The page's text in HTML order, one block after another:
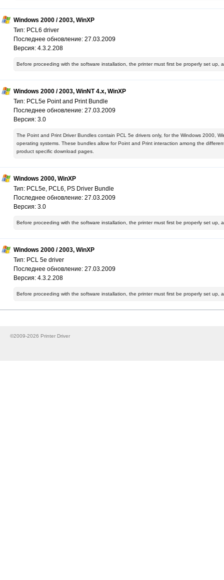
Windows 2000 / 2003, WinXP
Тип: PCL6 driver
Последнее обновление: 27.03.2009
Версия: 4.3.2.208
Before proceeding with the software installation, the printer must first be properly set up,
Windows 2000 / 2003, WinNT 4.x, WinXP
Тип: PCL5e Point and Print Bundle
Последнее обновление: 27.03.2009
Версия: 3.0
The Point and Print Driver Bundles contain PCL 5e drivers only, for the Windows 2000,
operating systems. These bundles allow for Point and Print interaction among the
product specific download pages.
Windows 2000, WinXP
Тип: PCL5e, PCL6, PS Driver Bundle
Последнее обновление: 27.03.2009
Версия: 3.0
Before proceeding with the software installation, the printer must first be properly set up,
Windows 2000 / 2003, WinXP
Тип: PCL 5e driver
Последнее обновление: 27.03.2009
Версия: 4.3.2.208
Before proceeding with the software installation, the printer must first be properly set up,
©2009-2026 Printer Driver